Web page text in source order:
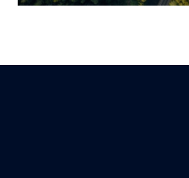
oder Fremdbezug